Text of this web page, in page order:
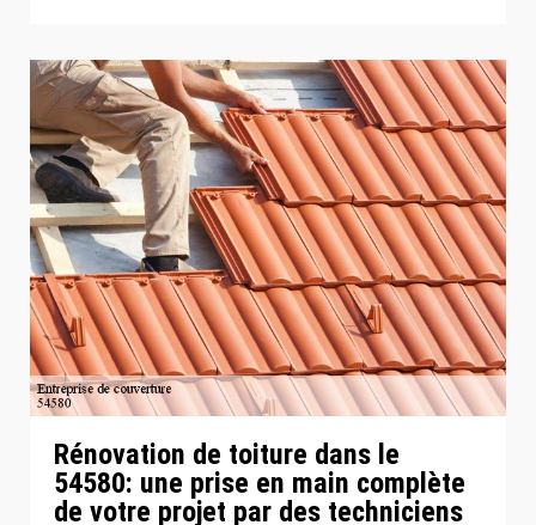
Rénovation de toiture dans le
54580: une prise en main complète
de votre projet par des techniciens